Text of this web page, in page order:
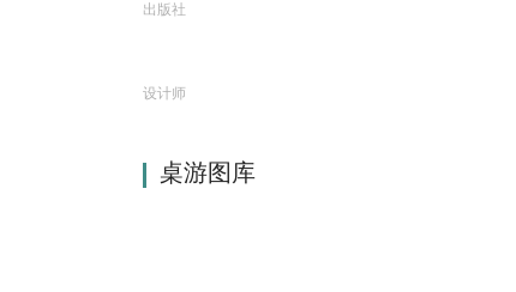
出版社
设计师
桌游图库